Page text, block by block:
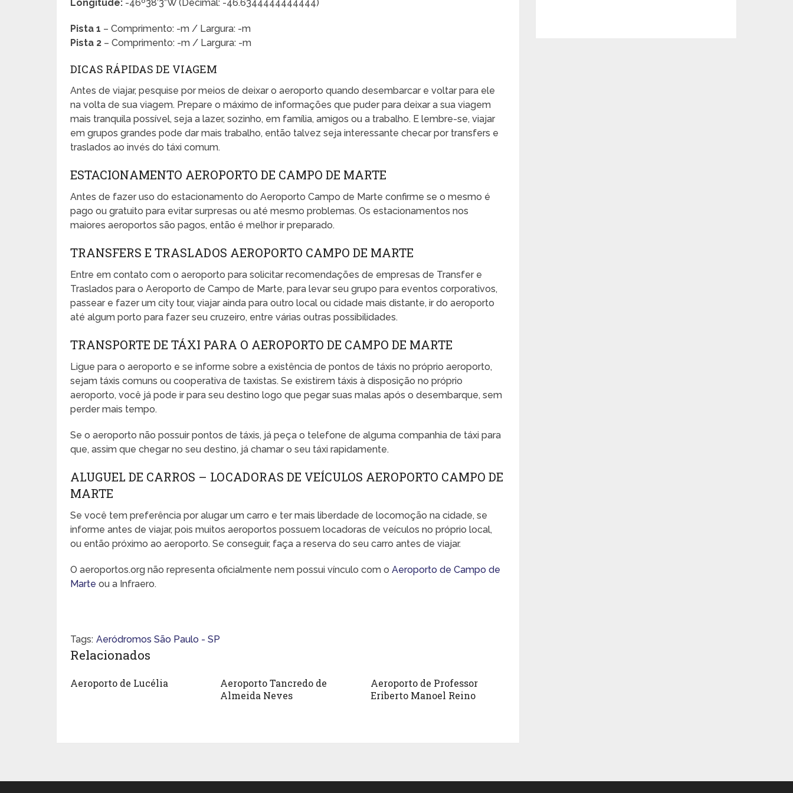
Longitude: -46º38’3”W (Decimal: -46.6344444444444)
Pista 1 – Comprimento: -m / Largura: -m
Pista 2 – Comprimento: -m / Largura: -m
DICAS RÁPIDAS DE VIAGEM
Antes de viajar, pesquise por meios de deixar o aeroporto quando desembarcar e voltar para ele
na volta de sua viagem. Prepare o máximo de informações que puder para deixar a sua viagem
mais tranquila possível, seja a lazer, sozinho, em família, amigos ou a trabalho. E lembre-se, viajar
em grupos grandes pode dar mais trabalho, então talvez seja interessante checar por transfers e
traslados ao invés do táxi comum.
ESTACIONAMENTO AEROPORTO DE CAMPO DE MARTE
Antes de fazer uso do estacionamento do Aeroporto Campo de Marte confirme se o mesmo é
pago ou gratuito para evitar surpresas ou até mesmo problemas. Os estacionamentos nos
maiores aeroportos são pagos, então é melhor ir preparado.
TRANSFERS E TRASLADOS AEROPORTO CAMPO DE MARTE
Entre em contato com o aeroporto para solicitar recomendações de empresas de Transfer e
Traslados para o Aeroporto de Campo de Marte, para levar seu grupo para eventos corporativos,
passear e fazer um city tour, viajar ainda para outro local ou cidade mais distante, ir do aeroporto
até algum porto para fazer seu cruzeiro, entre várias outras possibilidades.
TRANSPORTE DE TÁXI PARA O AEROPORTO DE CAMPO DE MARTE
Ligue para o aeroporto e se informe sobre a existência de pontos de táxis no próprio aeroporto,
sejam táxis comuns ou cooperativa de taxistas. Se existirem táxis à disposição no próprio
aeroporto, você já pode ir para seu destino logo que pegar suas malas após o desembarque, sem
perder mais tempo.
Se o aeroporto não possuir pontos de táxis, já peça o telefone de alguma companhia de táxi para
que, assim que chegar no seu destino, já chamar o seu táxi rapidamente.
ALUGUEL DE CARROS – LOCADORAS DE VEÍCULOS AEROPORTO CAMPO DE
MARTE
Se você tem preferência por alugar um carro e ter mais liberdade de locomoção na cidade, se
informe antes de viajar, pois muitos aeroportos possuem locadoras de veículos no próprio local,
ou então próximo ao aeroporto. Se conseguir, faça a reserva do seu carro antes de viajar.
O aeroportos.org não representa oficialmente nem possui vínculo com oAeroporto de Campo de
Marte ou a Infraero.
Tags: Aeródromos São Paulo - SP
Relacionados
Aeroporto de Lucélia
Aeroporto Tancredo de
Almeida Neves
Aeroporto de Professor
Eriberto Manoel Reino